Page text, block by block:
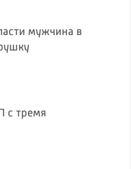
мужчина в
с тремя